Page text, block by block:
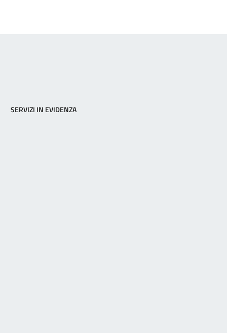
SERVIZI IN EVIDENZA